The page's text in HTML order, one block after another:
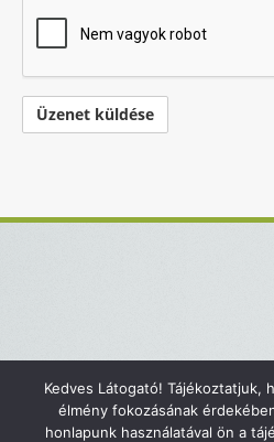
Kapcsolat
Adatvédelmi
Kedves Látogató! Tájékoztatjuk,
élmény fokozásának
honlapunk használatával ön a